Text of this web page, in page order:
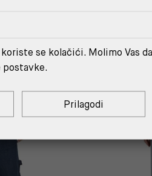
se kolačići. Molimo Vas
Prilagodi